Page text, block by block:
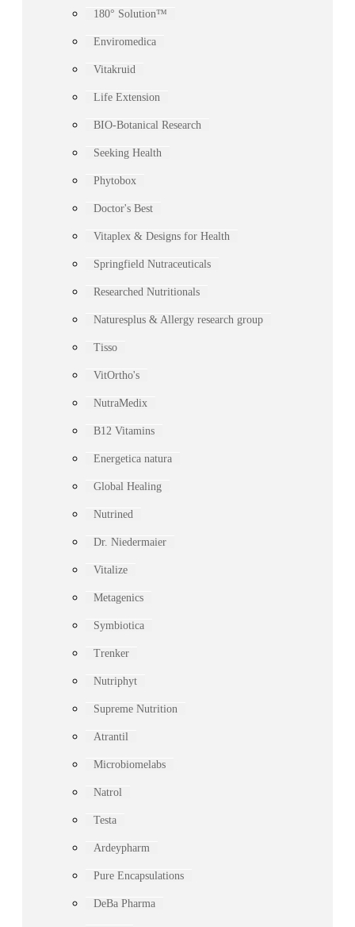
180° Solution™
Enviromedica
Vitakruid
Life Extension
BIO-Botanical Research
Seeking Health
Phytobox
Doctor's Best
Vitaplex & Designs for Health
Springfield Nutraceuticals
Researched Nutritionals
Naturesplus & Allergy research group
Tisso
VitOrtho's
NutraMedix
B12 Vitamins
Energetica natura
Global Healing
Nutrined
Dr. Niedermaier
Vitalize
Metagenics
Symbiotica
Trenker
Nutriphyt
Supreme Nutrition
Atrantil
Microbiomelabs
Natrol
Testa
Ardeypharm
Pure Encapsulations
DeBa Pharma